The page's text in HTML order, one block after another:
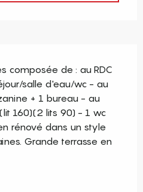
composée de : au RDC
salle d'eau/wc - au
+ 1 bureau - au
160)(2 lits 90) - 1 wc
rénové dans un style
Grande terrasse en